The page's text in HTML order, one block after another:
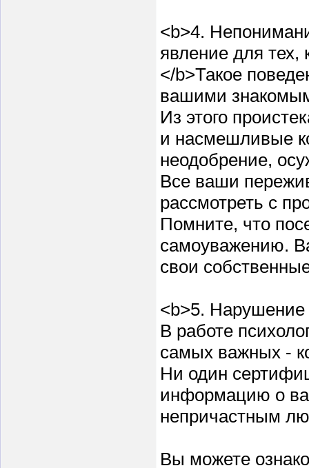
<b>4.
явление для тех,
</b>Такое
вашими
Из этого
и насмешливые
неодобрение,
Все ваши
рассмотреть с
Помните, что
самоуважению.
свои
<b>5. Нарушение
В работе
самых важных -
Ни один
информацию о
непричастным
Вы можете